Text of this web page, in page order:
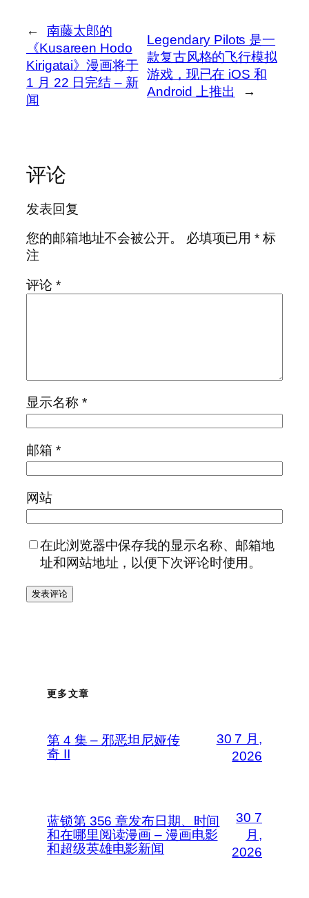
←
南藤太郎的
《Kusareen Hodo
Kirigatai》漫画将于
1 月 22 日完结 – 新
闻
Legendary Pilots 是一
款复古风格的飞行模拟
游戏，现已在 iOS 和
Android 上推出
→
评论
发表回复
您的邮箱地址不会被公开。
必填项已用* 标
注
评论 *
显示名称 *
邮箱 *
网站
在此浏览器中保存我的显示名称、邮箱地
址和网站地址，以便下次评论时使用。
更多文章
第 4 集 – 邪恶坦尼娅传
奇 II
30 7 月,
2026
蓝锁第 356 章发布日期、时间
和在哪里阅读漫画 – 漫画电影
和超级英雄电影新闻
30 7
月,
2026